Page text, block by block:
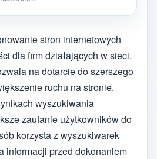
stron internetowych
dla firm działających w sieci.
na dotarcie do szerszego
ruchu na stronie.
wyszukiwania
zaufanie użytkowników do
korzysta z wyszukiwarek
informacji przed dokonaniem